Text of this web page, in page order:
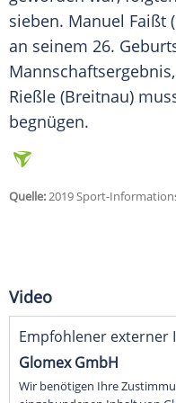
sieben. Manuel Faißt
an seinem 26.
Rießle (Breitnau)
begnügen.
Quelle:2019 Sport-
Video
Empfohlener externer
Glomex GmbH
Wir benötigen Ihre